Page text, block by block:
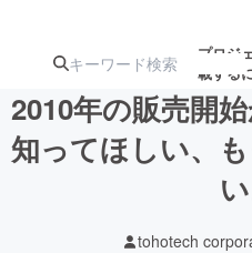
プロジ
載する
注目の新着プ
2010年の販売開
知ってほしい、
い
tohotech